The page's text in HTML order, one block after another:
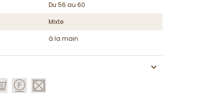
Du 56 au 60
Mixte
à la main